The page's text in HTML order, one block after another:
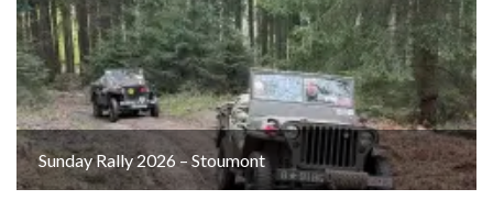
Sunday Rally 2026 – Stoumont